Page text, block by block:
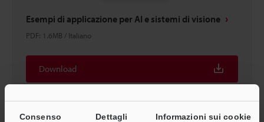
Consenso Dettagli Informazioni sui cookie
Esempi di applicazione per AI e sistemi di visione
PDF: 1.6MB / Italiano
Download